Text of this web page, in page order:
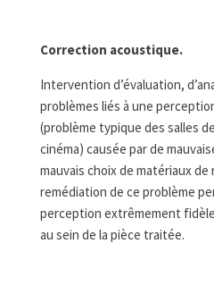
Correction acoustique.
Intervention d’évaluation,
problèmes liés à une
(problème typique des salles
cinéma) causée par de
mauvais choix de matériaux
remédiation de ce problème
perception extrêmement
au sein de la pièce traitée.